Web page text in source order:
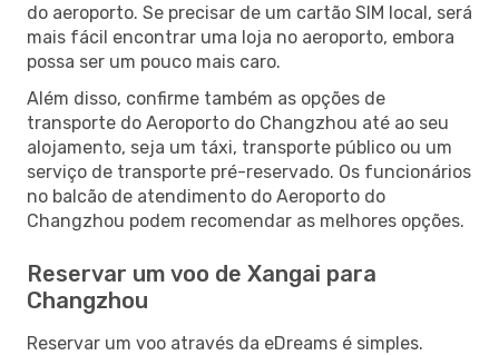
do aeroporto. Se precisar de um cartão SIM local, será
mais fácil encontrar uma loja no aeroporto, embora
possa ser um pouco mais caro.
Além disso, confirme também as opções de
transporte do Aeroporto do Changzhou até ao seu
alojamento, seja um táxi, transporte público ou um
serviço de transporte pré-reservado. Os funcionários
no balcão de atendimento do Aeroporto do
Changzhou podem recomendar as melhores opções.
Reservar um voo de Xangai para
Changzhou
Reservar um voo através da eDreams é simples.